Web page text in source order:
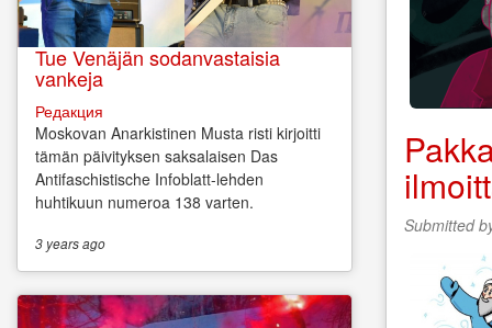
Submitted
Tue Venäjän sodanvastaisia
vankeja
Редакция
Moskovan Anarkistinen Musta risti kirjoitti
tämän päivityksen saksalaisen Das
Antifaschistische Infoblatt-lehden
huhtikuun numeroa 138 varten.
3 yearsago